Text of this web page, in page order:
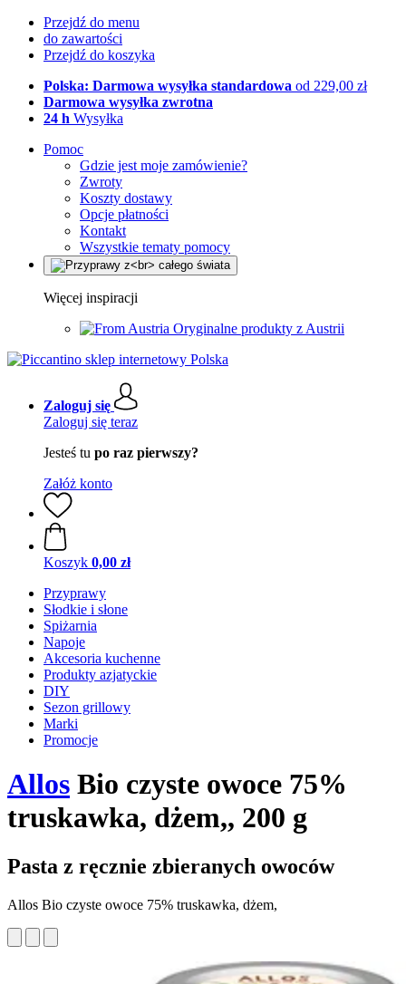
Przejdź do menu
do zawartości
Przejdź do koszyka
Polska: Darmowa wysyłka standardowa od 229,00 zł
Darmowa wysyłka zwrotna
24 h Wysyłka
Pomoc
Gdzie jest moje zamówienie?
Zwroty
Koszty dostawy
Opcje płatności
Kontakt
Wszystkie tematy pomocy
Więcej inspiracji
Oryginalne produkty z Austrii
Zaloguj się
Zaloguj się teraz
Jesteś tu po raz pierwszy?
Załóż konto
Koszyk 0,00 zł
Przyprawy
Słodkie i słone
Spiżarnia
Napoje
Akcesoria kuchenne
Produkty azjatyckie
DIY
Sezon grillowy
Marki
Promocje
Allos Bio czyste owoce 75%
truskawka, dżem,, 200 g
Pasta z ręcznie zbieranych owoców
Allos Bio czyste owoce 75% truskawka, dżem,